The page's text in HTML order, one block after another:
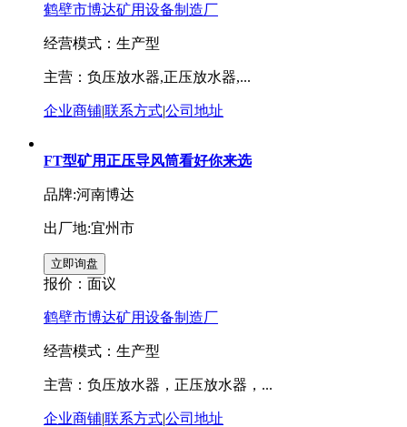
鹤壁市博达矿用设备制造厂
经营模式：生产型
主营：负压放水器,正压放水器,...
企业商铺|联系方式|公司地址
FT型矿用正压导风筒看好你来选
品牌:河南博达
出厂地:宜州市
报价： 面议
鹤壁市博达矿用设备制造厂
经营模式：生产型
主营：负压放水器，正压放水器，...
企业商铺|联系方式|公司地址